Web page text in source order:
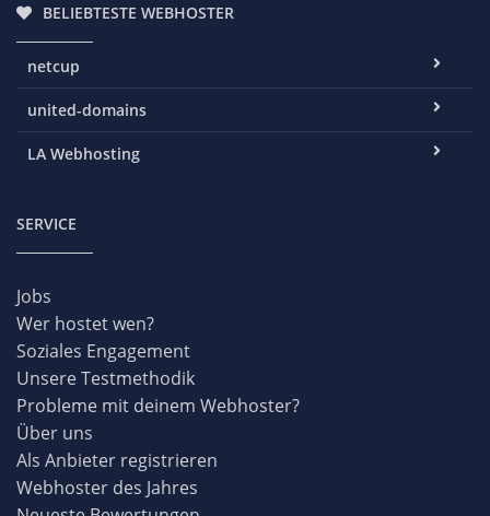
BELIEBTESTE WEBHOSTER
netcup
united-domains
LA Webhosting
SERVICE
Jobs
Wer hostet wen?
Soziales Engagement
Unsere Testmethodik
Probleme mit deinem Webhoster?
Über uns
Als Anbieter registrieren
Webhoster des Jahres